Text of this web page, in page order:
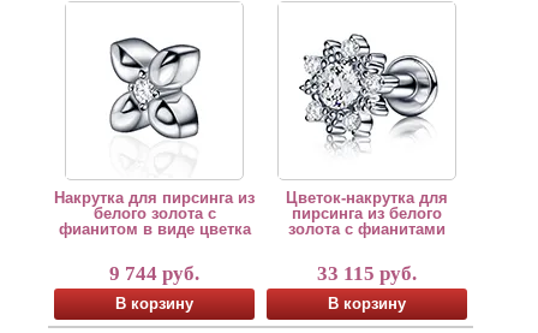
Накрутка для пирсинга лабрета изготовлена из
По индивидуальному заказу мы можем изготовить
Этот лёгкий и кокетливый ювелирный пирсинг для
Накрутка для пирсинга из
белого золота с
фианитом в виде цветка
9 744 руб.
В корзину
Накрутка для пирсинга
По индивидуальному заказу
Цветок-накрутка для
пирсинга из белого
золота с фианитами
33 115 руб.
В корзину